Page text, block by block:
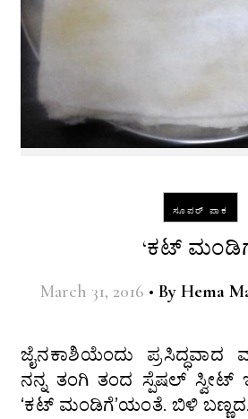
ಸೂಪರ್ ಪಾಕ
‘ಕಟ್
March 31, 2016 • By Hema
ಜೈನಕಾಶಿಯೆಂದು ಪ್ರಸಿದ್ಧವಾದ ಮೂಡುಬಿದಿರೆಯಿಂದ,
ನನ್ನ ತಂಗಿ ತಂದ ಸ್ಪೆಷಲ್ ಸ್ವೀಟ್
‘ಕಟ್ ಮಂಡಿಗೆ’ಯಂತೆ. ಬಿಳಿ